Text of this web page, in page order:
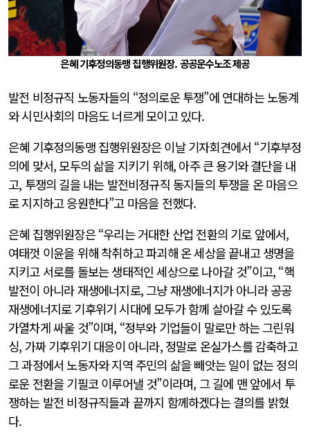
은혜 기후정의동맹 집행위원장. 공공운수노조 제공
발전 비정규직 노동자들의 “정의로운 투쟁”에 연대하는 노동계
와 시민사회의 마음도 너르게 모이고 있다.
은혜 기후정의동맹 집행위원장은 이날 기자회견에서 “기후부정
의에 맞서, 모두의 삶을 지키기 위해, 아주 큰 용기와 결단을 내
고, 투쟁의 길을 내는 발전비정규직 동지들의 투쟁을 온 마음으
로 지지하고 응원한다”고 마음을 전했다.
은혜 집행위원장은 “우리는 거대한 산업 전환의 기로 앞에서,
여태껏 이윤을 위해 착취하고 파괴해 온 세상을 끝내고 생명을
지키고 서로를 돌보는 생태적인 세상으로 나아갈 것”이고, “핵
발전이 아니라 재생에너지로, 그냥 재생에너지가 아니라 공공
재생에너지로 기후위기 시대에 모두가 함께 살아갈 수 있도록
가열차게 싸울 것”이며, “정부와 기업들이 말로만 하는 그린워
싱, 가짜 기후위기 대응이 아니라, 정말로 온실가스를 감축하고
그 과정에서 노동자와 지역 주민의 삶을 빼앗는 일이 없는 정의
로운 전환을 기필코 이루어낼 것”이라며, 그 길에 맨 앞에서 투
쟁하는 발전 비정규직들과 끝까지 함께하겠다는 결의를 밝혔
다.